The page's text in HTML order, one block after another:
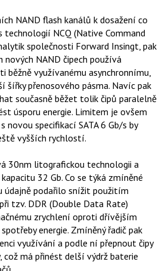
NAND flash kanálů k dosažení co
NCQ (Native Command
společnosti Forward Insingt, pak
nových NAND čipech používá
běžně využívanému asynchronnímu,
šířky přenosového pásma. Navíc pak
současně běžet tolik čipů paralelně
úsporu energie. Limitem je ovšem
novou specifikací SATA 6 Gb/s by
vyšších rychlostí.
30nm litografickou technologii a
32 Gb. Co se týká zmíněné
údajně podařilo snížit použitím
tzv. DDR (Double Data Rate)
zrychlení oproti dřívějším
energie. Zmíněný řadič pak
využívání a podle ní přepnout čipy
což má přinést delší výdrž baterie